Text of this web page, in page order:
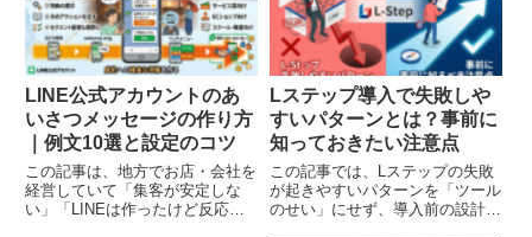
LINE公式アカウントのあ
いさつメッセージの作り方
｜例文10選と設定のコツ
この記事は、地方でお店・会社を
経営していて「集客が安定しな
い」「LINEは作ったけど反応が
Lステップ導入で失敗しや
すいパターンとは？事前に
知っておきたい注意点
この記事では、Lステップの失敗
が起きやすいパターンを「ツール
のせい」にせず、導入前の設計不